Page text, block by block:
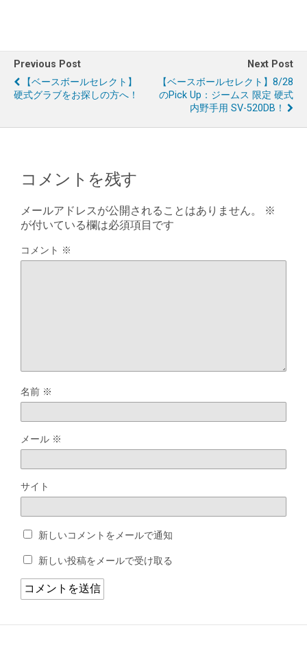
Previous Post
【ベースボールセレクト】
硬式グラブをお探しの方へ！
Next Post
【ベースボールセレクト】8/28
のPick Up：ジームス 限定 硬式
内野手用 SV-520DB！
コメントを残す
メールアドレスが公開されることはありません。
※
が付いている欄は必須項目です
コメント ※
名前 ※
メール ※
サイト
新しいコメントをメールで通知
新しい投稿をメールで受け取る